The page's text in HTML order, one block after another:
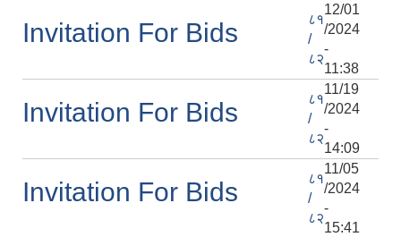
Invitation For Bids
८१
/
८२
12/01
/2024
-
11:38
Invitation For Bids
८१
/
८२
11/19
/2024
-
14:09
Invitation For Bids
८१
/
८२
11/05
/2024
-
15:41